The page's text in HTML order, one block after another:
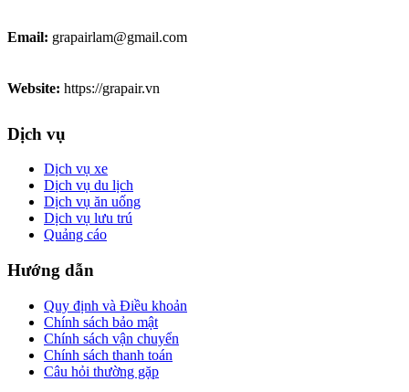
Email: grapairlam@gmail.com
Website: https://grapair.vn
Dịch vụ
Dịch vụ xe
Dịch vụ du lịch
Dịch vụ ăn uống
Dịch vụ lưu trú
Quảng cáo
Hướng dẫn
Quy định và Điều khoản
Chính sách bảo mật
Chính sách vận chuyển
Chính sách thanh toán
Câu hỏi thường gặp